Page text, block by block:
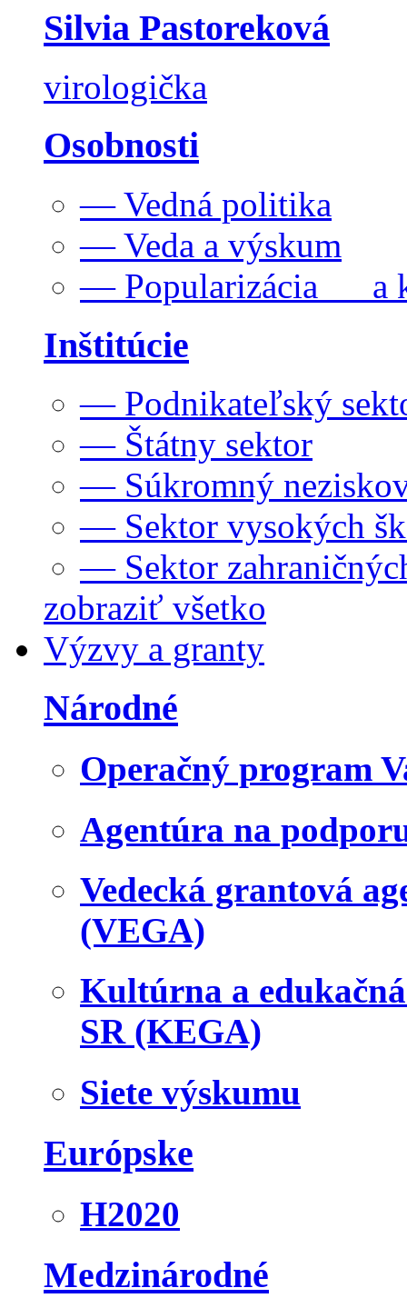
Silvia Pastoreková
virologička
Osobnosti
— Vedná politika
— Veda a výskum
— Popularizácia a
Inštitúcie
— Podnikateľský
— Štátny sektor
— Súkromný
— Sektor vysokých
— Sektor
zobraziť všetko
Výzvy a granty
Národné
Operačný program
Agentúra na
Vedecká grantová
(VEGA)
Kultúrna a
SR (KEGA)
Siete výskumu
Európske
H2020
Medzinárodné